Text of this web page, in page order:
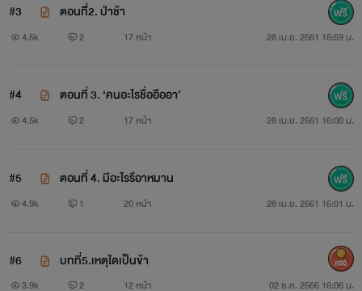
จ้างให้เดินทางไปประเทศจีน ขณะที่รับบทแทนนางเอกที่แสนดี
ม้าที่เธอขี่เกิดพยศทำให้เธอตกลงหลังม้า
....
พันดาวฟื้นตื่นมาอยู่ในร่างเด็กสาวอายุสิบหกนามว่า เหมย
กระจกดูใบหน้าตัวเองก็เห็นว่าเหมยซิงมีใบหน้าพิมพ์เดียวกับพัน
ที่ถูกมารดาทิ้งไว้กับท่านลุงที่เก็บเด็กกำพร้ามาเลี้ยงถึงสี่คน แม้
ใบหน้าพิมพ์เดียวกันแต่เหมยซิงในภพประหลาดนี้กลับมีนิสัยตรง
#3 ตอนทืี่2. ป่าช้า
4.5k 2 17 หน้า 28 เม.ย. 2561 15:59 น.
#4 ตอนที่ 3. ‘คนอะไรชื่ออืออา’
4.5k 2 17 หน้า 28 เม.ย. 2561 16:00 น.
#5 ตอนที่ 4. มีอะไรรึอาหมาน
4.9k 1 20 หน้า 28 เม.ย. 2561 16:01 น.
#6 บทที่5.เหตุใดเป็นข้า
3.9k 2 12 หน้า 02 ธ.ค. 2566 16:06 น.
500